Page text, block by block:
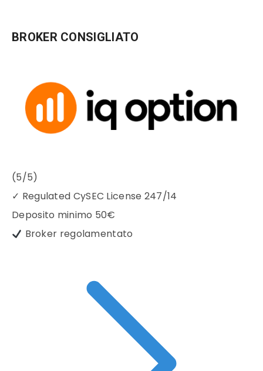
BROKER CONSIGLIATO
(5/5)
✓ Regulated CySEC License 247/14
Deposito minimo 50€
Broker regolamentato